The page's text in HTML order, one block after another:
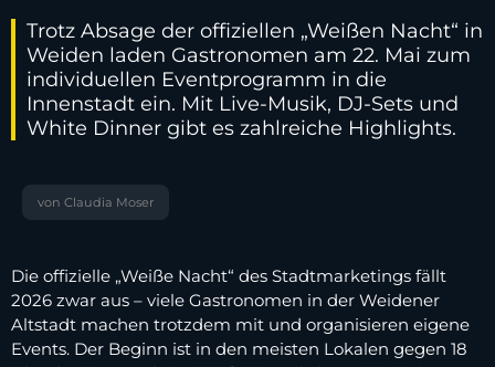
Trotz Absage der offiziellen „Weißen Nacht“ in
Weiden laden Gastronomen am 22. Mai zum
individuellen Eventprogramm in die
Innenstadt ein. Mit Live-Musik, DJ-Sets und
White Dinner gibt es zahlreiche Highlights.
von Claudia Moser
Die offizielle „Weiße Nacht“ des Stadtmarketings fällt
2026 zwar aus – viele Gastronomen in der Weidener
Altstadt machen trotzdem mit und organisieren eigene
Events. Der Beginn ist in den meisten Lokalen gegen 18